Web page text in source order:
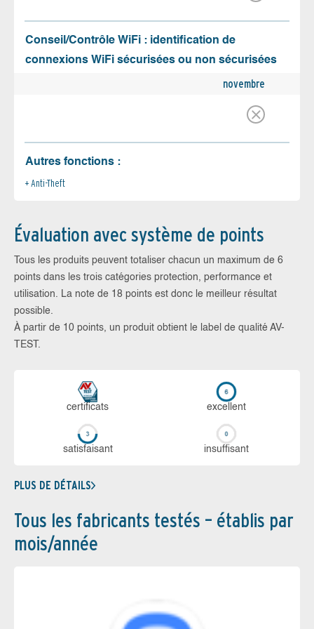
Conseil/Contrôle WiFi : identification de
connexions WiFi sécurisées ou non sécurisées
novembre
Autres fonctions :
Anti-Theft
Évaluation avec système de points
Tous les produits peuvent totaliser chacun un maximum de 6
points dans les trois catégories protection, performance et
utilisation. La note de 18 points est donc le meilleur résultat
possible.
À partir de 10 points, un produit obtient le label de qualité AV-
TEST.
certi­ficats ex­cellent
sa­tis­fai­sant in­suf­fi­sant
PLUS DE DÉTAILS
Tous les fabricants testés – établis par
mois/année